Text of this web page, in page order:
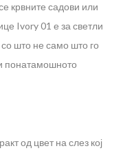
крвните садови или
Ivory 01 е за светли
што не само што го
понатамошното
од цвет на слез кој